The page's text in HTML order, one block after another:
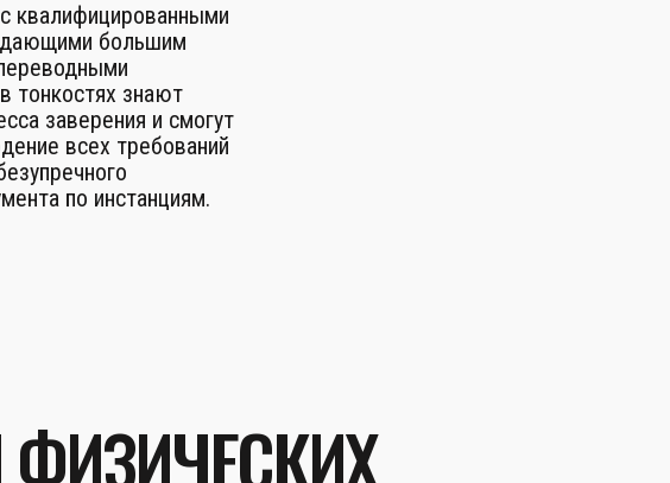
квалифицированными
большим
тонкостях знают
заверения и смогут
всех требований
по инстанциям.